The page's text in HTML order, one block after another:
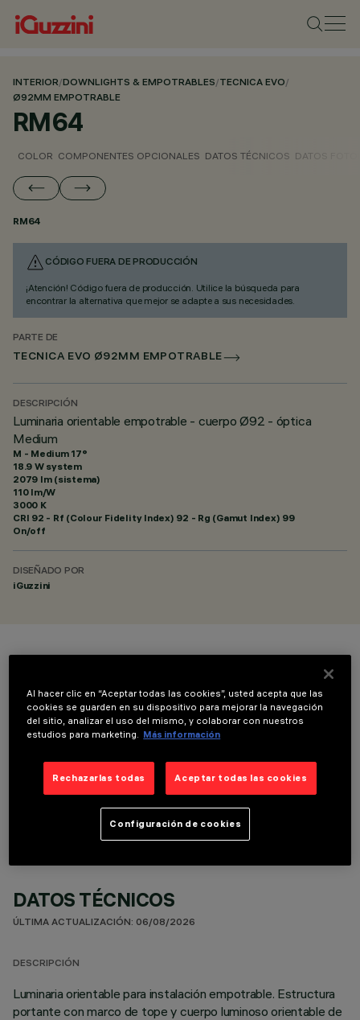
INTERIOR/DOWNLIGHTS & EMPOTRABLES/TECNICA EVO/
Ø92MM EMPOTRABLE
RM64
COLOR COMPONENTES OPCIONALES DATOS TÉCNICOS DATOS
RM64
CÓDIGO FUERA DE PRODUCCIÓN
¡Atención! Código fuera de producción. Utilice la búsqueda para
encontrar la alternativa que mejor se adapte a sus necesidades.
PARTE DE
TECNICA EVO Ø92MM EMPOTRABLE
DESCRIPCIÓN
Luminaria orientable empotrable - cuerpo Ø92 - óptica
Medium
M - Medium 17°
18.9 W system
2079 lm (sistema)
110 lm/W
3000 K
CRI 92 - Rf (Colour Fidelity Index) 92 - Rg (Gamut Index) 99
On/off
DISEÑADO POR
iGuzzini
COMPONENTES OPCIONALES
DATOS TÉCNICOS
ÚLTIMA ACTUALIZACIÓN: 06/08/2026
DESCRIPCIÓN
Luminaria orientable para instalación empotrable. Estructura
portante con marco de tope y cuerpo luminoso orientable de
Al hacer clic en “Aceptar todas las cookies”, usted acepta que las
cookies se guarden en su dispositivo para mejorar la navegación
del sitio, analizar el uso del mismo, y colaborar con nuestros
estudios para marketing. Más información
Rechazarlas todas Aceptar todas las cookies
Configuración de cookies